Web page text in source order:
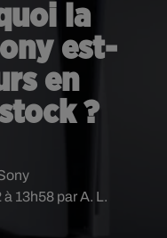
la
est-
en
?
13h58 par A. L.